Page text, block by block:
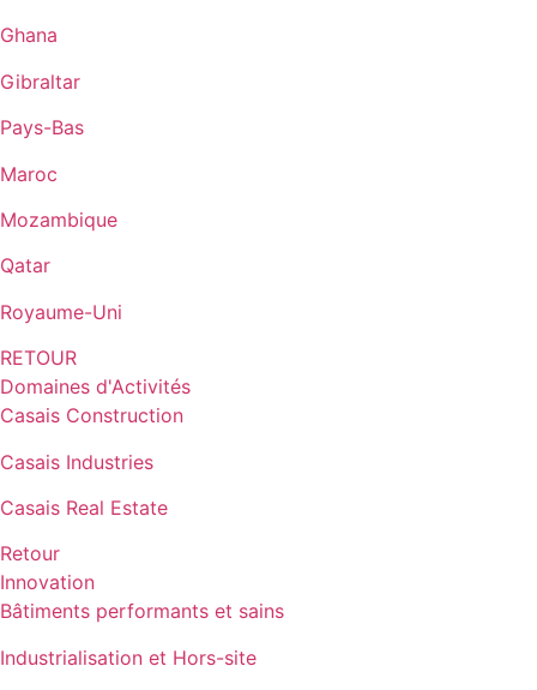
Ghana
Gibraltar
Pays-Bas
Maroc
Mozambique
Qatar
Royaume-Uni
RETOUR
Domaines d'Activités
Casais Construction
Casais Industries
Casais Real Estate
Retour
Innovation
Bâtiments performants et sains
Industrialisation et Hors-site